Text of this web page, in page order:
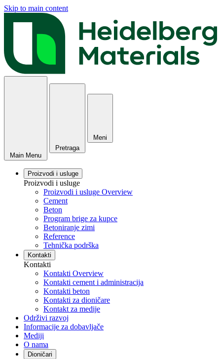
Skip to main content
Main Menu
Pretraga
Meni
Proizvodi i usluge
Proizvodi i usluge
Proizvodi i usluge Overview
Cement
Beton
Program brige za kupce
Betoniranje zimi
Reference
Tehnička podrška
Kontakti
Kontakti
Kontakti Overview
Kontakti cement i administracija
Kontakti beton
Kontakti za dioničare
Kontakt za medije
Održivi razvoj
Informacije za dobavljače
Mediji
O nama
Dioničari